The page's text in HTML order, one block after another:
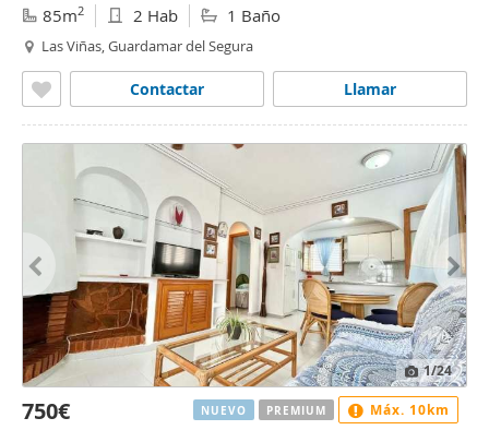
85m2 2 Hab 1 Baño
Las Viñas, Guardamar del Segura
Llamar
Contactar
1/24
750€ NUEVO PREMIUM Máx. 10km